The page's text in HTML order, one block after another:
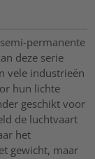
permanente
deze serie
vele industrieën
hun lichte
geschikt voor
de luchtvaart
het
gewicht, maar